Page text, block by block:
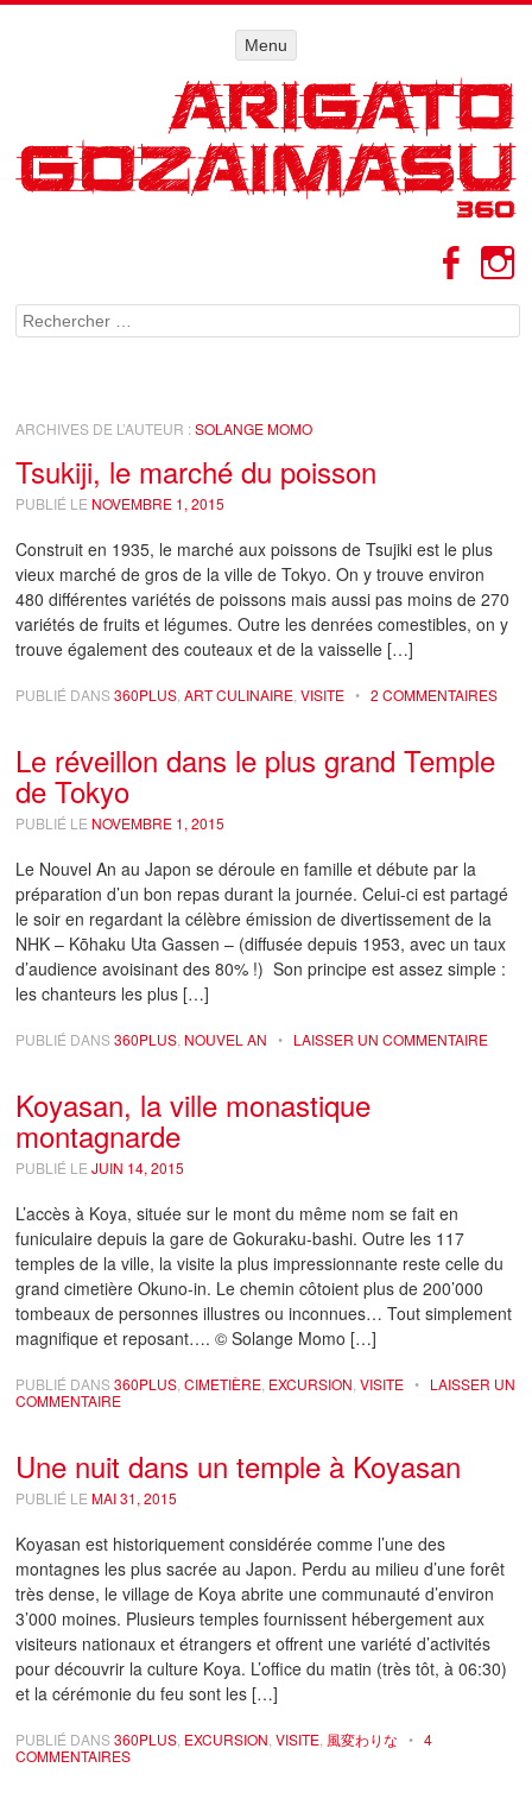
Menu
Rechercher
ARCHIVES DE L’AUTEUR :SOLANGE MOMO
Tsukiji, le marché du poisson
PUBLIÉ LE NOVEMBRE 1, 2015
Construit en 1935, le marché aux poissons de Tsujiki est le plus
vieux marché de gros de la ville de Tokyo. On y trouve environ
480 différentes variétés de poissons mais aussi pas moins de 270
variétés de fruits et légumes. Outre les denrées comestibles, on y
trouve également des couteaux et de la vaisselle […]
PUBLIÉ DANS360PLUS ,ART CULINAIRE ,VISITE • 2 COMMENTAIRES
Le réveillon dans le plus grand Temple
de Tokyo
PUBLIÉ LE NOVEMBRE 1, 2015
Le Nouvel An au Japon se déroule en famille et débute par la
préparation d’un bon repas durant la journée. Celui-ci est partagé
le soir en regardant la célèbre émission de divertissement de la
NHK – Kōhaku Uta Gassen – (diffusée depuis 1953, avec un taux
d’audience avoisinant des 80% !) Son principe est assez simple :
les chanteurs les plus […]
PUBLIÉ DANS360PLUS NOUVEL AN • LAISSER UN COMMENTAIRE
Koyasan, la ville monastique
montagnarde
PUBLIÉ LEJUIN 14, 2015
L’accès à Koya, située sur le mont du même nom se fait en
funiculaire depuis la gare de Gokuraku-bashi. Outre les 117
temples de la ville, la visite la plus impressionnante reste celle du
grand cimetière Okuno-in. Le chemin côtoient plus de 200’000
tombeaux de personnes illustres ou inconnues… Tout simplement
magnifique et reposant…. © Solange Momo […]
PUBLIÉ DANS360PLUS ,CIMETIÈRE EXCURSION ,VISITE • LAISSER UN
COMMENTAIRE
Une nuit dans un temple à Koyasan
PUBLIÉ LEMAI 31, 2015
Koyasan est historiquement considérée comme l’une des
montagnes les plus sacrée au Japon. Perdu au milieu d’une forêt
très dense, le village de Koya abrite une communauté d’environ
3’000 moines. Plusieurs temples fournissent hébergement aux
visiteurs nationaux et étrangers et offrent une variété d’activités
pour découvrir la culture Koya. L’office du matin (très tôt, à 06:30)
et la cérémonie du feu sont les […]
PUBLIÉ DANS360PLUS EXCURSION ,VISITE 風変わりな • 4
COMMENTAIRES